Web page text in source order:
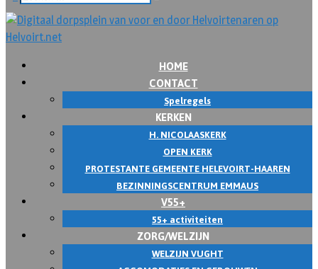
HOME
CONTACT
Spelregels
KERKEN
H. NICOLAASKERK
OPEN KERK
PROTESTANTE GEMEENTE HELEVOIRT-HAAREN
BEZINNINGSCENTRUM EMMAUS
V55+
55+ activiteiten
ZORG/WELZIJN
WELZIJN VUGHT